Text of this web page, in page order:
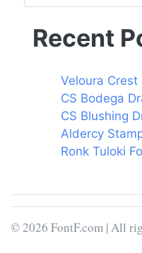
Recent
Veloura Crest
CS Bodega
CS Blushing
Aldercy
Ronk Tuloki
© 2026 FontF.com | All